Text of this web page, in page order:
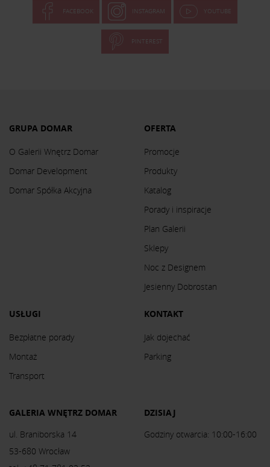
FACEBOOK INSTAGRAM YOUTUBE
PINTEREST
GRUPA DOMAR
O Galerii Wnętrz Domar
Domar Development
Domar Spółka Akcyjna
OFERTA
Promocje
Produkty
Katalog
Porady i inspiracje
Plan Galerii
Sklepy
Noc z Designem
Jesienny Dobrostan
USŁUGI
Bezpłatne porady
Montaż
Transport
KONTAKT
Jak dojechać
Parking
GALERIA WNĘTRZ DOMAR
ul. Braniborska 14
53-680 Wrocław
DZISIAJ
Godziny otwarcia: 10:00-16:00